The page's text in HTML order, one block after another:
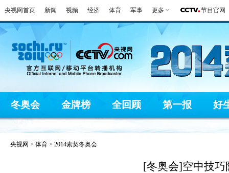
央视网首页 新闻 视频 经济 体育 军事 更多 节目官网
冬奥会 金牌榜 全回顾 第一报 好
央视网 > 体育 > 2014索契冬奥会
[冬奥会]空中技巧